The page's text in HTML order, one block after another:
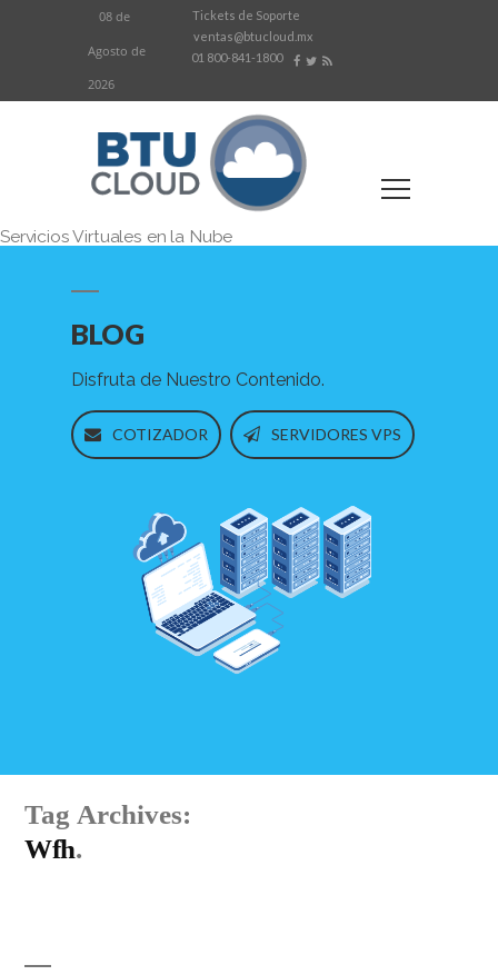
08 de
Agosto de
2026
Tickets de Soporte
ventas@btucloud.mx
01 800-841-1800
Servicios Virtuales en la Nube
BLOG
Disfruta de Nuestro Contenido.
COTIZADOR SERVIDORES VPS
Tag Archives:
Wfh